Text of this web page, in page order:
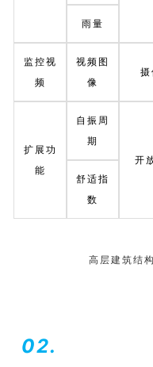
雨量
监控视
频
视频图
像
摄
扩展功
能
自振周
期
开
舒适指
数
高层建筑结
02.